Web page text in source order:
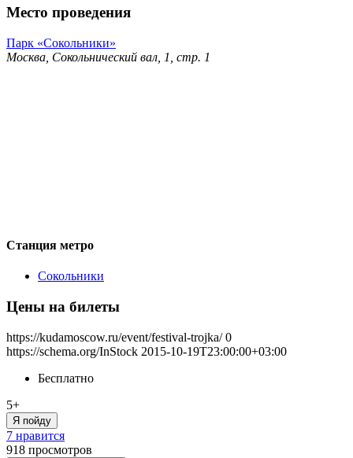
Место проведения
Парк «Сокольники»
Москва, Сокольнический вал, 1, стр. 1
Станция метро
Сокольники
Цены на билеты
https://kudamoscow.ru/event/festival-trojka/ 0
https://schema.org/InStock 2015-10-19T23:00:00+03:00
Бесплатно
5+
Я пойду
7 нравится
918 просмотров